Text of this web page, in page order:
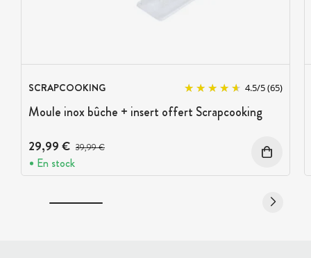
SCRAPCOOKING 4.5/5(65)
Moule inox bûche + insert offert Scrapcooking
29,99 € Prix avant réduction :
39,99 €
En stock